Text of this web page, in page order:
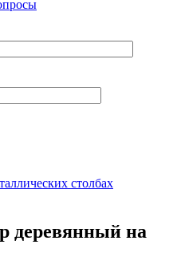
столбах
деревянный на